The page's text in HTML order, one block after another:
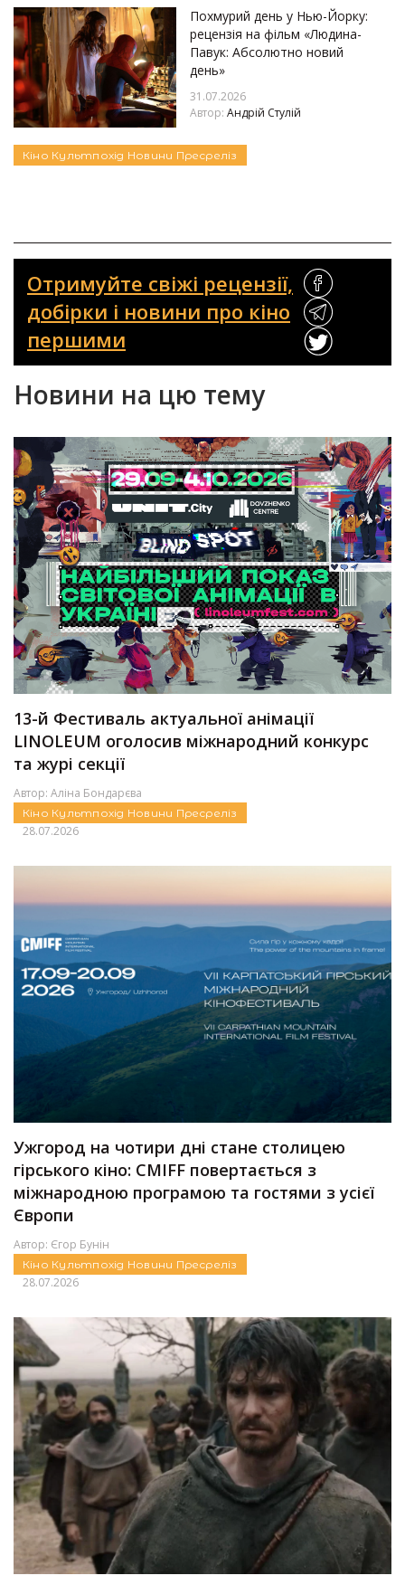
Похмурий день у Нью-Йорку:
рецензія на фільм «Людина-
Павук: Абсолютно новий
день»
31.07.2026
Автор: Андрій Стулій
Кіно Культпохід Новини Пресреліз
Отримуйте свіжі рецензії,
добірки і новини про кіно
першими
Новини на цю тему
13-й Фестиваль актуальної анімації
LINOLEUM оголосив міжнародний конкурс
та журі секції
Автор: Аліна Бондарєва
Кіно Культпохід Новини Пресреліз
28.07.2026
Ужгород на чотири дні стане столицею
гірського кіно: CMIFF повертається з
міжнародною програмою та гостями з усієї
Європи
Автор: Єгор Бунін
Кіно Культпохід Новини Пресреліз
28.07.2026